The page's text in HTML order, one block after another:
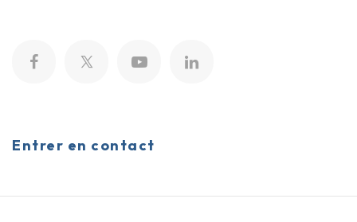
Entrer en contact